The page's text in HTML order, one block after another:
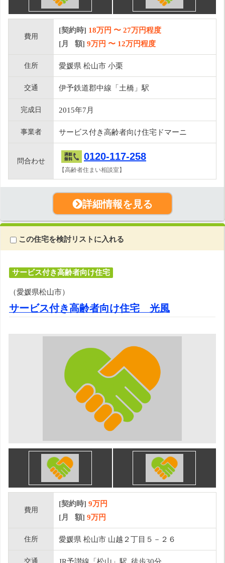
費用
[契約時] 18万円 〜 27万円程度
[月 額] 9万円 〜 12万円程度
住所 愛媛県 松山市 小栗
交通 伊予鉄道郡中線「土橋」駅
完成日 2015年7月
事業者 サービス付き高齢者向け住宅ドマーニ
問合わせ 0120-117-258
【高齢者住まい相談室】
詳細情報を見る
この住宅を検討リストに入れる
サービス付き高齢者向け住宅
（愛媛県松山市）
サービス付き高齢者向け住宅 光風
費用
[契約時] 9万円
[月 額] 9万円
住所 愛媛県 松山市 山越２丁目５－２６
交通